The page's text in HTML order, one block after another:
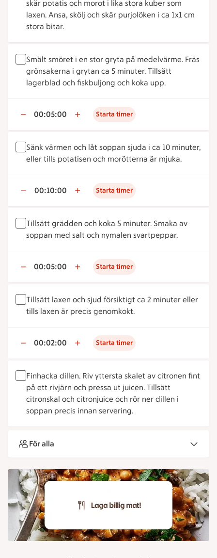
skär potatis och morot i lika stora kuber som
laxen. Ansa, skölj och skär purjolöken i ca 1x1 cm
stora bitar.
Smält smöret i en stor gryta på medelvärme. Fräs
grönsakerna i grytan ca 5 minuter. Tillsätt
lagerblad och fiskbuljong och koka upp.
00:05:00 Starta timer
Sänk värmen och låt soppan sjuda i ca 10 minuter,
eller tills potatisen och morötterna är mjuka.
00:10:00 Starta timer
Tillsätt grädden och koka 5 minuter. Smaka av
soppan med salt och nymalen svartpeppar.
00:05:00 Starta timer
Tillsätt laxen och sjud försiktigt ca 2 minuter eller
tills laxen är precis genomkokt.
00:02:00 Starta timer
Finhacka dillen. Riv yttersta skalet av citronen fint
på ett rivjärn och pressa ut juicen. Tillsätt
citronskal och citronjuice och rör ner dillen i
soppan precis innan servering.
För alla